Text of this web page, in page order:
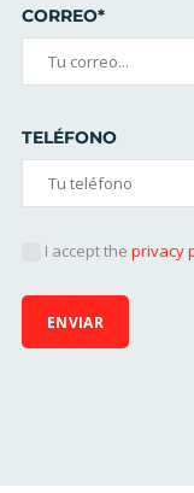
CORREO*
TELÉFONO
I accept the privacy